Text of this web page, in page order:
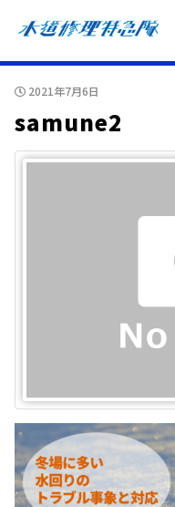
2021年7月6日
samune2
© 2026 水道修理特急隊